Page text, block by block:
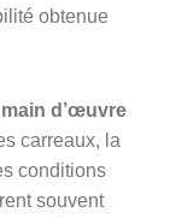
obtenue
d’œuvre
carreaux, la
conditions
souvent